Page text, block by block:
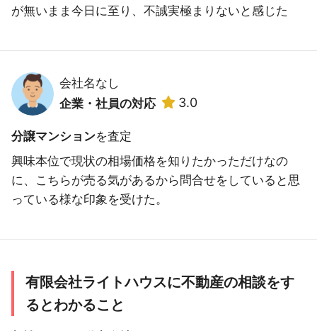
が無いまま今日に至り、不誠実極まりないと感じた
会社名なし
企業・社員の対応
3.0
分譲マンションを査定
興味本位で現状の相場価格を知りたかっただけなの
に、こちらが売る気があるから問合せをしていると思
っている様な印象を受けた。
有限会社ライトハウスに不動産の相談をす
るとわかること